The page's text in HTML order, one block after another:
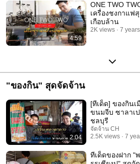
4:59
ONE TWO
เครื่องชงกาแฟ
เกือบล้าน
2K views 7
"ของกิน" สุดจัดจ้าน
2:04
[ทีเด็ด] ของกินเ
ขนมจีบ ซาลาเ
ชลบุรี
จัดจ้าน CH
2.5K views
7
ทีเด็ดของฝาก "